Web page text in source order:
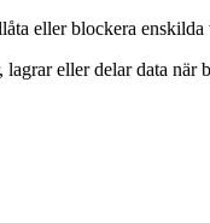
eller blockera
eller delar data